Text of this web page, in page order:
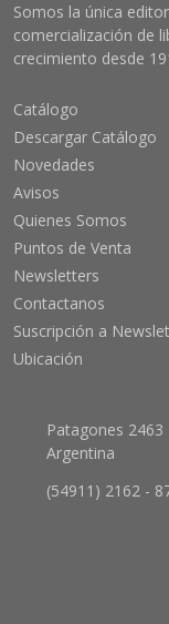
Somos la única
comercialización de
crecimiento desde
Catálogo
Descargar Catálogo
Novedades
Avisos
Quienes Somos
Puntos de Venta
Newsletters
Contactanos
Suscripción a
Ubicación
Patagones
Argentina
(54911) 2162 -